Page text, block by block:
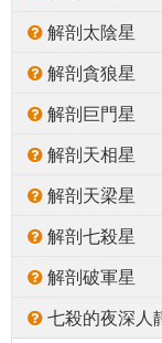
解剖太陰星
解剖貪狼星
解剖巨門星
解剖天相星
解剖天梁星
解剖七殺星
解剖破軍星
七殺的夜深人